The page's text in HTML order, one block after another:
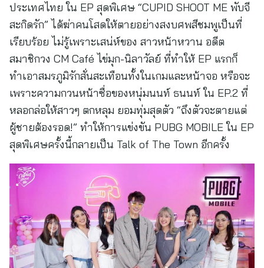
ประเทศไทย ใน EP สุดพิเศษ “CUPID SHOOT ME พับจี
สะกิดรัก” ได้ฆ่าคนโสดให้ตายอย่างสงบศพสีชมพูเป็นที่
เรียบร้อย ไม่รู้เพราะเสน่ห์ของ สาวหน้าหวาน อดีต
สมาชิกวง CM Café ไข่มุก-นิลาวัลย์ ที่ทำให้ EP แรกก็
ทำเอาสมรภูมิรักสั่นสะเทือนทั้งในเกมและหน้าจอ หรือจะ
เพราะความกวนหน้าซื่อของหนุ่มนนท์ ธนนท์ ใน EP.2 ที่
หลอกล่อให้สาวๆ ตกหลุม ยอมทุ่มสุดตัว “ถึงตัวจะตายแต่
ผู้ชายต้องรอด!” ทำให้การแข่งขัน PUBG MOBILE ใน EP
สุดพิเศษครั้งนี้กลายเป็น Talk of The Town อีกครั้ง